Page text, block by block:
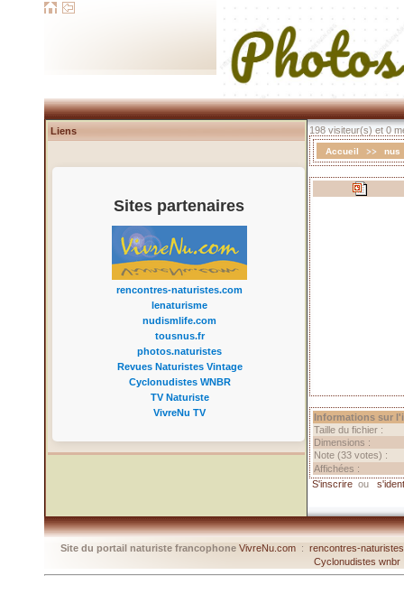
Liens
Sites partenaires
rencontres-naturistes.com
lenaturisme
nudismlife.com
tousnus.fr
photos.naturistes
Revues Naturistes Vintage
Cyclonudistes WNBR
TV Naturiste
VivreNu TV
198 visiteur(s) et 0
Accueil >> nus
Informations sur
Taille du fichier :
Dimensions :
Note (33 votes) :
Affichées :
S'inscrire ou
Site du portail naturiste francophone VivreNu.com: rencontres-
Cyclonudistes wnbr